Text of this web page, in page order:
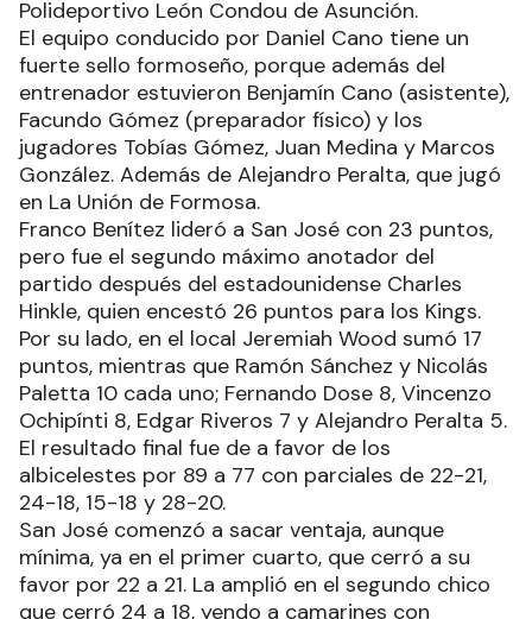
Polideportivo León Condou de Asunción.
El equipo conducido por Daniel Cano tiene un
fuerte sello formoseño, porque además del
entrenador estuvieron Benjamín Cano (asistente),
Facundo Gómez (preparador físico) y los
jugadores Tobías Gómez, Juan Medina y Marcos
González. Además de Alejandro Peralta, que jugó
en La Unión de Formosa.
Franco Benítez lideró a San José con 23 puntos,
pero fue el segundo máximo anotador del
partido después del estadounidense Charles
Hinkle, quien encestó 26 puntos para los Kings.
Por su lado, en el local Jeremiah Wood sumó 17
puntos, mientras que Ramón Sánchez y Nicolás
Paletta 10 cada uno; Fernando Dose 8, Vincenzo
Ochipínti 8, Edgar Riveros 7 y Alejandro Peralta 5.
El resultado final fue de a favor de los
albicelestes por 89 a 77 con parciales de 22-21,
24-18, 15-18 y 28-20.
San José comenzó a sacar ventaja, aunque
mínima, ya en el primer cuarto, que cerró a su
favor por 22 a 21. La amplió en el segundo chico
que cerró 24 a 18, yendo a camarines con